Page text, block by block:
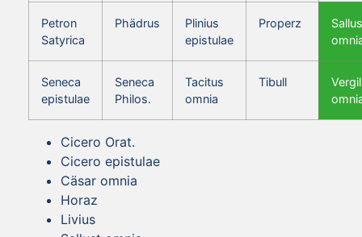
Petron
Satyrica
Phädrus
Plinius
epistulae
Properz
Seneca
epistulae
Seneca
Philos.
Tacitus
omnia
Tibull
Vergil
Cicero Orat.
Cicero epistulae
Cäsar omnia
Horaz
Livius